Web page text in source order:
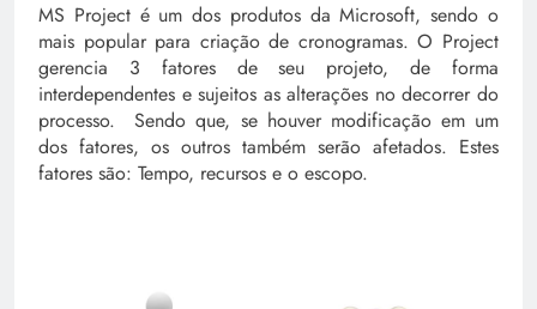
MS Project é um dos produtos da Microsoft, sendo o
mais popular para criação de cronogramas. O Project
gerencia 3 fatores de seu projeto, de forma
interdependentes e sujeitos as alterações no decorrer do
processo. Sendo que, se houver modificação em um
dos fatores, os outros também serão afetados. Estes
fatores são: Tempo, recursos e o escopo.